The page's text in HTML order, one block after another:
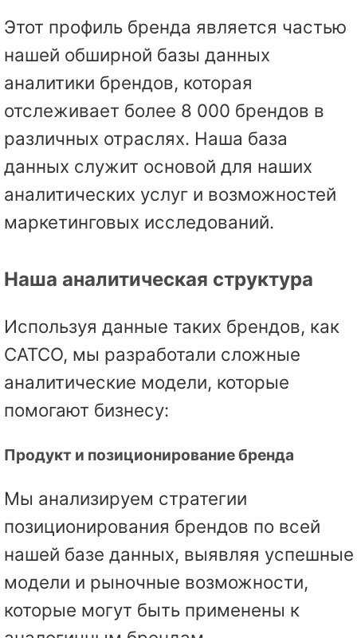
Этот профиль бренда является частью
нашей обширной базы данных
аналитики брендов, которая
отслеживает более 8 000 брендов в
различных отраслях. Наша база
данных служит основой для наших
аналитических услуг и возможностей
маркетинговых исследований.
Наша аналитическая структура
Используя данные таких брендов, как
CATCO, мы разработали сложные
аналитические модели, которые
помогают бизнесу:
Продукт и позиционирование бренда
Мы анализируем стратегии
позиционирования брендов по всей
нашей базе данных, выявляя успешные
модели и рыночные возможности,
которые могут быть применены к